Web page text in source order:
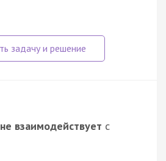
не взаимодействует с